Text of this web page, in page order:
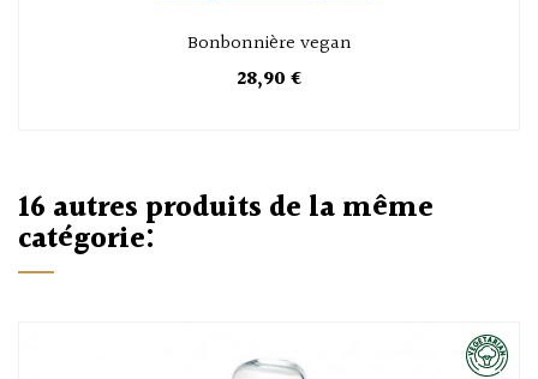
Bonbonnière vegan
28,90 €
16 autres produits de la même
catégorie: